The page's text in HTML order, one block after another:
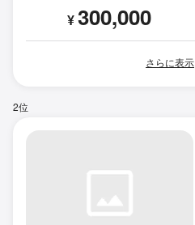
¥300,000
さらに表示
2位